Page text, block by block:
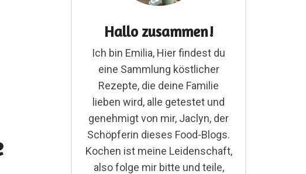
Hallo zusammen!
Ich bin Emilia, Hier findest du
eine Sammlung köstlicher
Rezepte, die deine Familie
lieben wird, alle getestet und
genehmigt von mir, Jaclyn, der
Schöpferin dieses Food-Blogs.
Kochen ist meine Leidenschaft,
also folge mir bitte und teile,